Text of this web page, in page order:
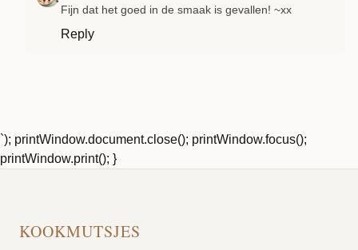
Fijn dat het goed in de smaak is gevallen! ~xx
Reply
`); printWindow.document.close(); printWindow.focus();
printWindow.print(); }
KOOKMUTSJES